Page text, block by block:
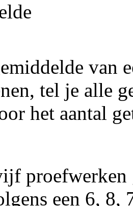
van
tel je alle
het aantal
proefwerken
een 6,